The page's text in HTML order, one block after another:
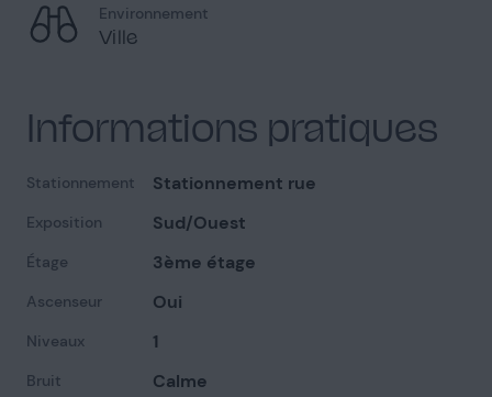
Façade
Environnement
Ville
Informations pratiques
Stationnement Stationnement rue
Exposition Sud/Ouest
Étage 3ème étage
Ascenseur Oui
Niveaux 1
Bruit Calme